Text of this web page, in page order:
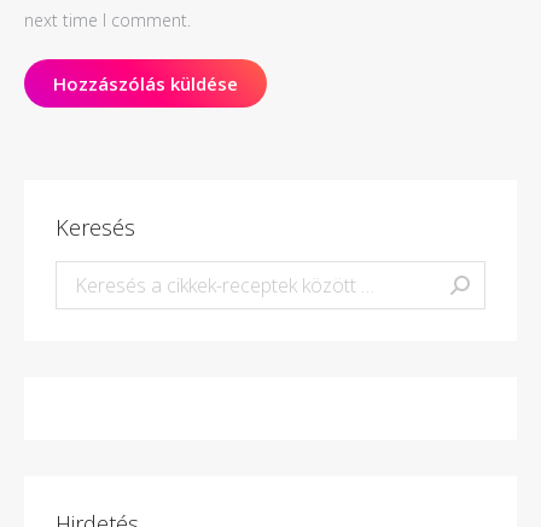
next time I comment.
Hozzászólás küldése
Keresés
Keresés: